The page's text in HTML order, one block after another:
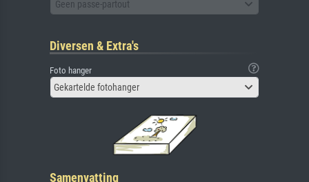
Geen passe-partout
Diversen & Extra's
Foto hanger
Gekartelde fotohanger
Samenvatting